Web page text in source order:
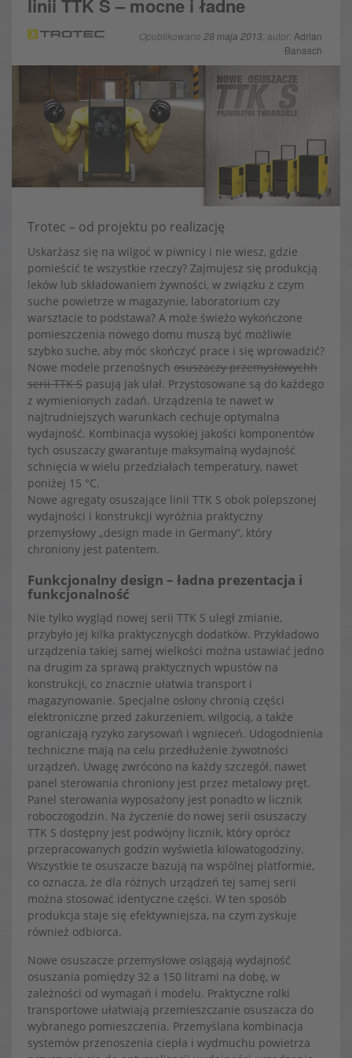
linii TTK S – mocne i ładne
Opublikowano 28 maja 2013 , autor: Adrian
Banasch
Trotec – od projektu po realizację
Uskarżasz się na wilgoć w piwnicy i nie wiesz, gdzie
pomieścić te wszystkie rzeczy? Zajmujesz się produkcją
leków lub składowaniem żywności, w związku z czym
suche powietrze w magazynie, laboratorium czy
warsztacie to podstawa? A może świeżo wykończone
pomieszczenia nowego domu muszą być możliwie
szybko suche, aby móc skończyć prace i się wprowadzić?
Nowe modele przenośnych osuszaczy przemysłowychh
serii TTK S pasują jak ulał. Przystosowane są do każdego
z wymienionych zadań. Urządzenia te nawet w
najtrudniejszych warunkach cechuje optymalna
wydajność. Kombinacja wysokiej jakości komponentów
tych osuszaczy gwarantuje maksymalną wydajność
schnięcia w wielu przedziałach temperatury, nawet
poniżej 15 °C.
Nowe agregaty osuszające linii TTK S obok polepszonej
wydajności i konstrukcji wyróżnia praktyczny
przemysłowy „design made in Germany”, który
chroniony jest patentem.
Funkcjonalny design – ładna prezentacja i
funkcjonalność
Nie tylko wygląd nowej serii TTK S uległ zmianie,
przybyło jej kilka praktycznycgh dodatków. Przykładowo
urządzenia takiej samej wielkości można ustawiać jedno
na drugim za sprawą praktycznych wpustów na
konstrukcji, co znacznie ułatwia transport i
magazynowanie. Specjalne osłony chronią części
elektroniczne przed zakurzeniem, wilgocią, a także
ograniczają ryzyko zarysowań i wgnieceń. Udogodnienia
techniczne mają na celu przedłużenie żywotności
urządzeń. Uwagę zwrócono na każdy szczegół, nawet
panel sterowania chroniony jest przez metalowy pręt.
Panel sterowania wyposażony jest ponadto w licznik
roboczogodzin. Na życzenie do nowej serii osuszaczy
TTK S dostępny jest podwójny licznik, który oprócz
przepracowanych godzin wyświetla kilowatogodziny.
Wszystkie te osuszacze bazują na wspólnej platformie,
co oznacza, że dla różnych urządzeń tej samej serii
można stosować identyczne części. W ten sposób
produkcja staje się efektywniejsza, na czym zyskuje
również odbiorca.
Nowe osuszacze przemysłowe osiągają wydajność
osuszania pomiędzy 32 a 150 litrami na dobę, w
zależności od wymagań i modelu. Praktyczne rolki
transportowe ułatwiają przemieszczanie osuszacza do
wybranego pomieszczenia. Przemyślana kombinacja
systemów przenoszenia ciepła i wydmuchu powietrza